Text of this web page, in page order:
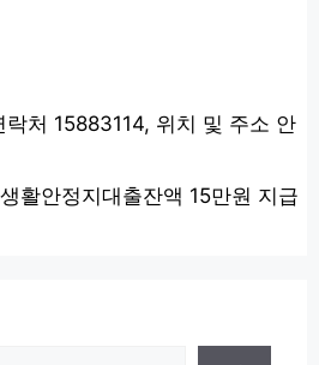
락처 15883114, 위치 및 주소 안
활안정지대출잔액 15만원 지급